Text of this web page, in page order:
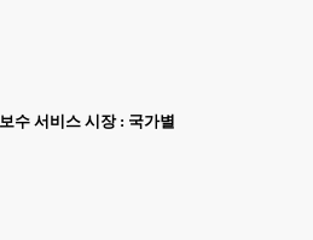
수 서비스 시장 : 국가별